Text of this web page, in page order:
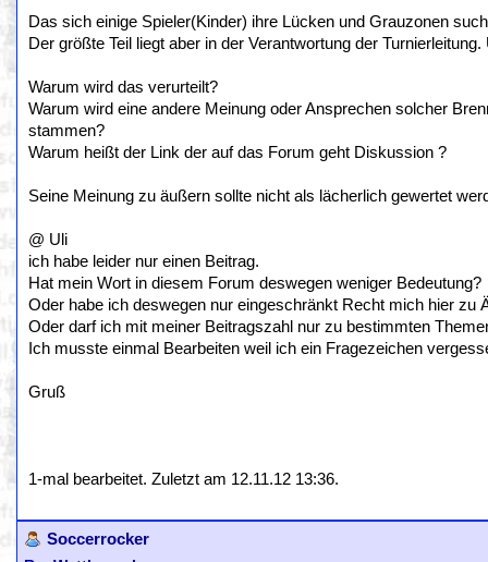
Das sich einige Spieler(Kinder) ihre Lücken und Grauzonen
Der größte Teil liegt aber in der Verantwortung der
Warum wird das verurteilt?
Warum wird eine andere Meinung oder Ansprechen solcher
stammen?
Warum heißt der Link der auf das Forum geht Diskussion ?
Seine Meinung zu äußern sollte nicht als lächerlich gewertet
@ Uli
ich habe leider nur einen Beitrag.
Hat mein Wort in diesem Forum deswegen weniger Bedeutung?
Oder habe ich deswegen nur eingeschränkt Recht mich hier zu
Oder darf ich mit meiner Beitragszahl nur zu bestimmten
Ich musste einmal Bearbeiten weil ich ein Fragezeichen
Gruß
1-mal bearbeitet. Zuletzt am 12.11.12 13:36.
Soccerrocker